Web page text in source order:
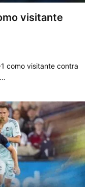
visitante
como visitante contra